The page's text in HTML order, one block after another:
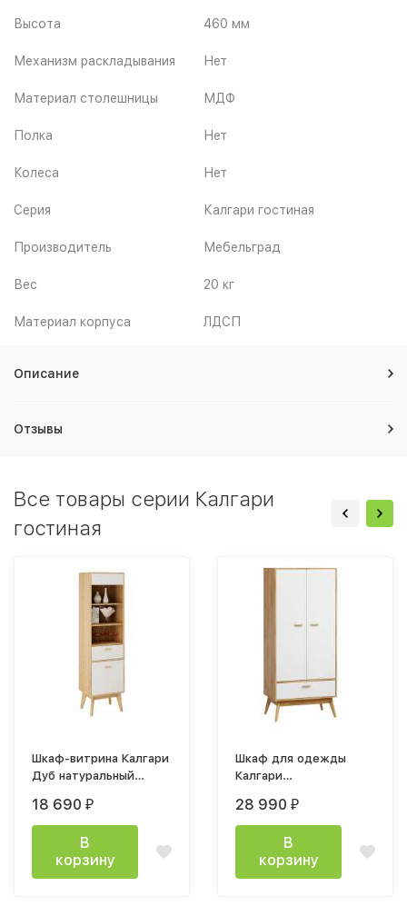
Высота 460 мм
Механизм раскладывания Нет
Материал столешницы МДФ
Полка Нет
Колеса Нет
Серия Калгари гостиная
Производитель Мебельград
Вес 20 кг
Материал корпуса ЛДСП
Описание
Отзывы
Все товары серии Калгари
гостиная
Шкаф-витрина Калгари
Дуб натуральный
матовый
18 690 ₽
В
корзину
Шкаф для одежды
Калгари
натуральный светлый /
белый матовый
28 990 ₽
В
корзину